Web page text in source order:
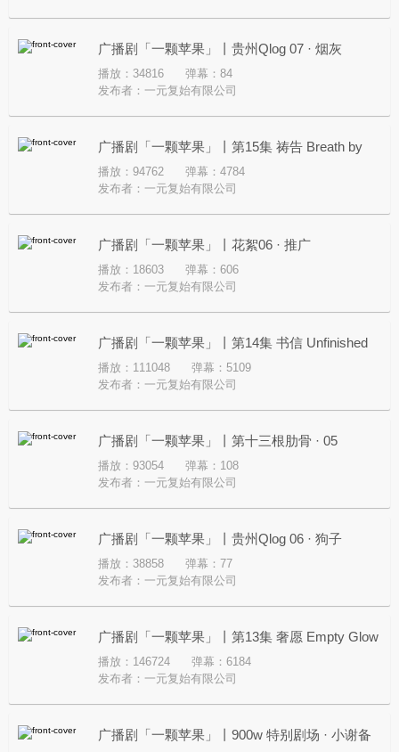
广播剧「一颗苹果」丨贵州Qlog 07 · 烟灰
播放：34816
弹幕：84
发布者： 一元复始有限公司
广播剧「一颗苹果」丨第15集 祷告 Breath by
Breath
播放：94762
弹幕：4784
发布者： 一元复始有限公司
广播剧「一颗苹果」丨花絮06 · 推广
播放：18603
弹幕：606
发布者： 一元复始有限公司
广播剧「一颗苹果」丨第14集 书信 Unfinished
Sacrament
播放：111048
弹幕：5109
发布者： 一元复始有限公司
广播剧「一颗苹果」丨第十三根肋骨 · 05
播放：93054
弹幕：108
发布者： 一元复始有限公司
广播剧「一颗苹果」丨贵州Qlog 06 · 狗子
播放：38858
弹幕：77
发布者： 一元复始有限公司
广播剧「一颗苹果」丨第13集 奢愿 Empty Glow
播放：146724
弹幕：6184
发布者： 一元复始有限公司
广播剧「一颗苹果」丨900w 特别剧场 · 小谢备